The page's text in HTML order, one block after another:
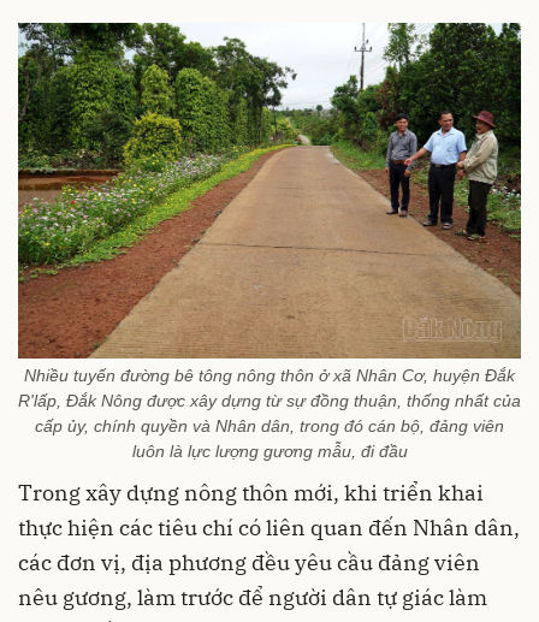
Nhiều tuyến đường bê tông nông thôn ở xã Nhân Cơ, huyện Đắk
R'lấp, Đắk Nông được xây dựng từ sự đồng thuận, thống nhất của
cấp ủy, chính quyền và Nhân dân, trong đó cán bộ, đảng viên
luôn là lực lượng gương mẫu, đi đầu
Trong xây dựng nông thôn mới, khi triển khai
thực hiện các tiêu chí có liên quan đến Nhân dân,
các đơn vị, địa phương đều yêu cầu đảng viên
nêu gương, làm trước để người dân tự giác làm